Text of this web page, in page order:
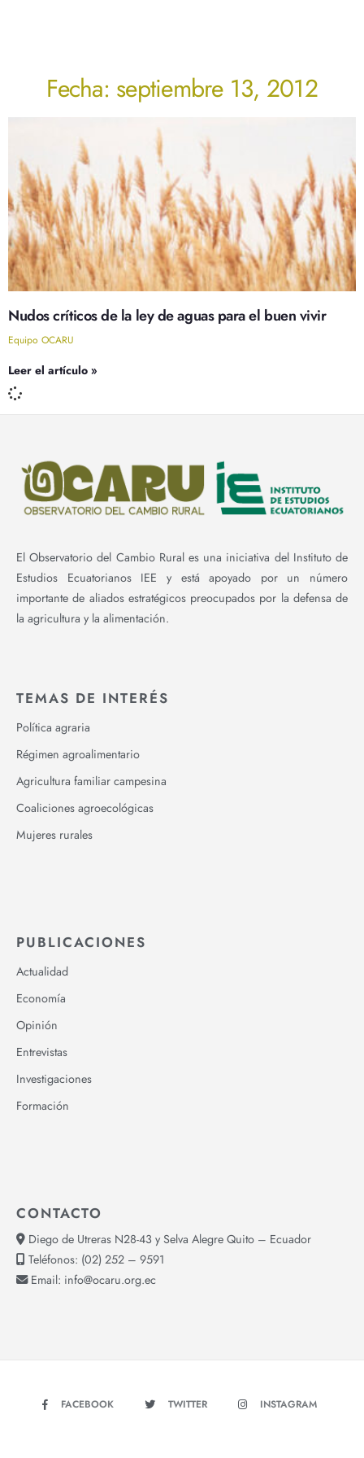
Fecha: septiembre 13, 2012
Nudos críticos de la ley de aguas para el buen vivir
Equipo OCARU
Leer el artículo »
El Observatorio del Cambio Rural es una iniciativa del Instituto de
Estudios Ecuatorianos IEE y está apoyado por un número
importante de aliados estratégicos preocupados por la defensa de
la agricultura y la alimentación.
TEMAS DE INTERÉS
Política agraria
Régimen agroalimentario
Agricultura familiar campesina
Coaliciones agroecológicas
Mujeres rurales
PUBLICACIONES
Actualidad
Economía
Opinión
Entrevistas
Investigaciones
Formación
CONTACTO
Diego de Utreras N28-43 y Selva Alegre Quito – Ecuador
Teléfonos: (02) 252 – 9591
Email: info@ocaru.org.ec
FACEBOOK TWITTER INSTAGRAM